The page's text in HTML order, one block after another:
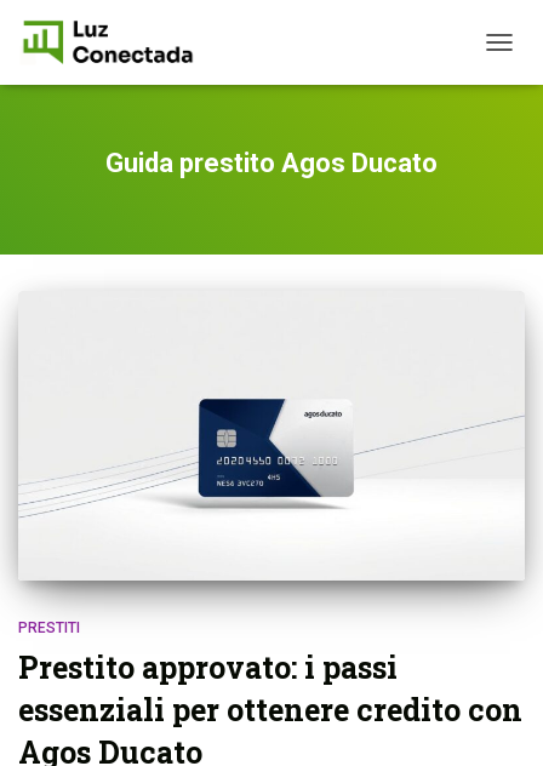
Guida prestito Agos Ducato
PRESTITI
Prestito approvato: i passi
essenziali per ottenere credito con
Agos Ducato